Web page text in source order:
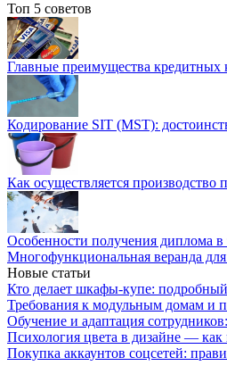
Топ 5 советов
Главные преимущества кредитных
Кодирование SIT (MST):
Как осуществляется производство
Особенности получения диплома в
Многофункциональная веранда для
Новые статьи
Кто делает шкафы-купе:
Требования к модульным домам и
Обучение и адаптация
Психология цвета в дизайне — как
Покупка аккаунтов соцсетей: